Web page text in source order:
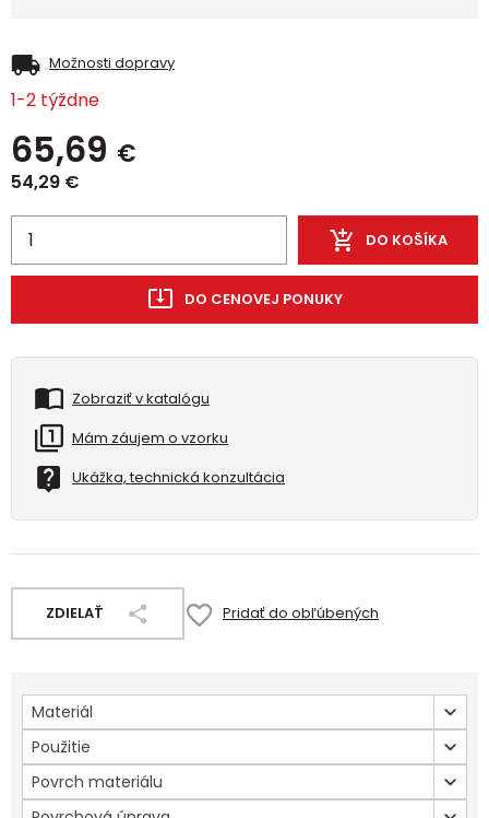
Možnosti dopravy
1-2 týždne
65,69 €
54,29 €
DO KOŠÍKA
DO CENOVEJ PONUKY
Zobraziť v katalógu
Mám záujem o vzorku
Ukážka, technická konzultácia
ZDIELAŤ Pridať do obľúbených
Materiál
Použitie
Povrch materiálu